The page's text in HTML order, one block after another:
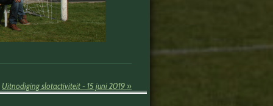
Uitnodiging slotactiviteit - 15 juni 2019 »